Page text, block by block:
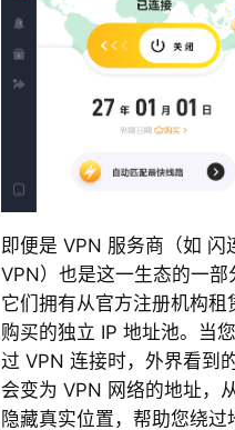
即便是 VPN 服务商（如 闪
VPN）也是这一生态的一部
它们拥有从官方注册机构租
购买的独立 IP 地址池。当
过 VPN 连接时，外界看到
会变为 VPN 网络的地址，
隐藏真实位置，帮助您绕过